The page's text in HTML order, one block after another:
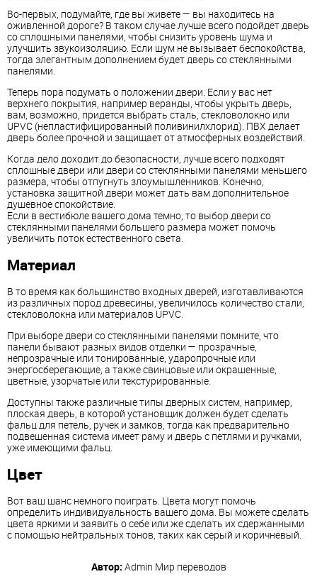
Во-первых, подумайте, где вы живете — вы находитесь на
оживленной дороге? В таком случае лучше всего подойдет дверь
со сплошными панелями, чтобы снизить уровень шума и
улучшить звукоизоляцию. Если шум не вызывает беспокойства,
тогда элегантным дополнением будет дверь со стеклянными
панелями.
Теперь пора подумать о положении двери. Если у вас нет
верхнего покрытия, например веранды, чтобы укрыть дверь,
вам, возможно, придется выбрать сталь, стекловолокно или
UPVC (непластифицированный поливинилхлорид). ПВХ делает
дверь более прочной и защищает от атмосферных воздействий.
Когда дело доходит до безопасности, лучше всего подходят
сплошные двери или двери со стеклянными панелями меньшего
размера, чтобы отпугнуть злоумышленников. Конечно,
установка защитной двери может дать вам дополнительное
душевное спокойствие.
Если в вестибюле вашего дома темно, то выбор двери со
стеклянными панелями большего размера может помочь
увеличить поток естественного света.
Материал
В то время как большинство входных дверей, изготавливаются
из различных пород древесины, увеличилось количество стали,
стекловолокна или материалов UPVC.
При выборе двери со стеклянными панелями помните, что
панели бывают разных видов отделки — прозрачные,
непрозрачные или тонированные, ударопрочные или
энергосберегающие, а также свинцовые или окрашенные,
цветные, узорчатые или текстурированные.
Доступны также различные типы дверных систем, например,
плоская дверь, в которой установщик должен будет сделать
фальц для петель, ручек и замков, тогда как предварительно
подвешенная система имеет раму и дверь с петлями и ручками,
уже имеющими фальц.
Цвет
Вот ваш шанс немного поиграть. Цвета могут помочь
определить индивидуальность вашего дома. Вы можете сделать
цвета яркими и заявить о себе или же сделать их сдержанными
с помощью нейтральных тонов, таких как серый и коричневый.
Автор: Admin Мир переводов